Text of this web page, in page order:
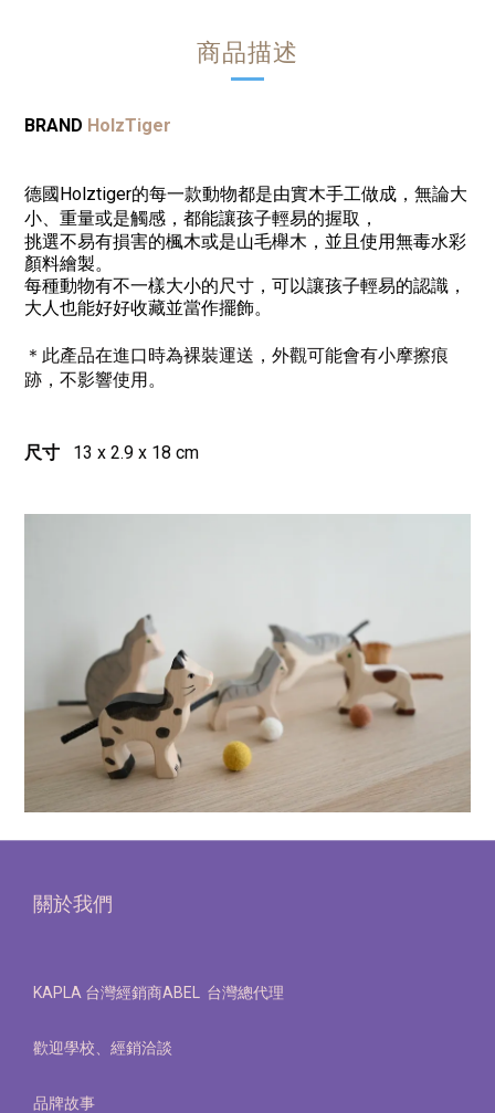
商品描述
BRAND HolzTiger
德國Holztiger的每一款動物都是由實木手工做成，無論大
小、重量或是觸感，都能讓孩子輕易的握取，
挑選不易有損害的楓木或是山毛櫸木， 並且使用無毒水彩
顏料繪製。
每種動物有不一樣大小的尺寸，可以讓孩子輕易的認識，
大人也能好好收藏並當作擺飾。
＊此產品在進口時為裸裝運送，外觀可能會有小摩擦痕
跡，不影響使用。
尺寸 13 x 2.9 x 18 cm
關於我們
KAPLA 台灣經銷商ABEL 台灣總代理
歡迎學校、經銷洽談
品牌故事